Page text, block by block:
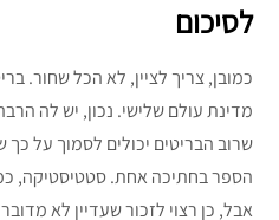
לסיכום
כמובן, צריך לציין, לא הכל שחור.
מדינת עולם שלישי. נכון, יש לה
שרוב הבריטים יכולים לסמוך על
הספר בחתיכה אחת. סטטיסטיקה,
אבל, כן רצוי לזכור שעדיין לא